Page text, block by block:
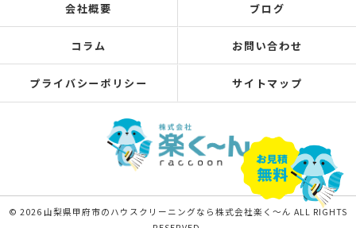
会社概要 ブログ
コラム お問い合わせ
プライバシーポリシー サイトマップ
© 2026 山梨県甲府市のハウスクリーニングなら株式会社楽く～ん ALL RIGHTS